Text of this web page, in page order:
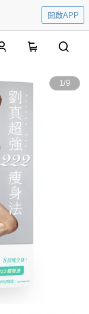
開啟APP
1/9